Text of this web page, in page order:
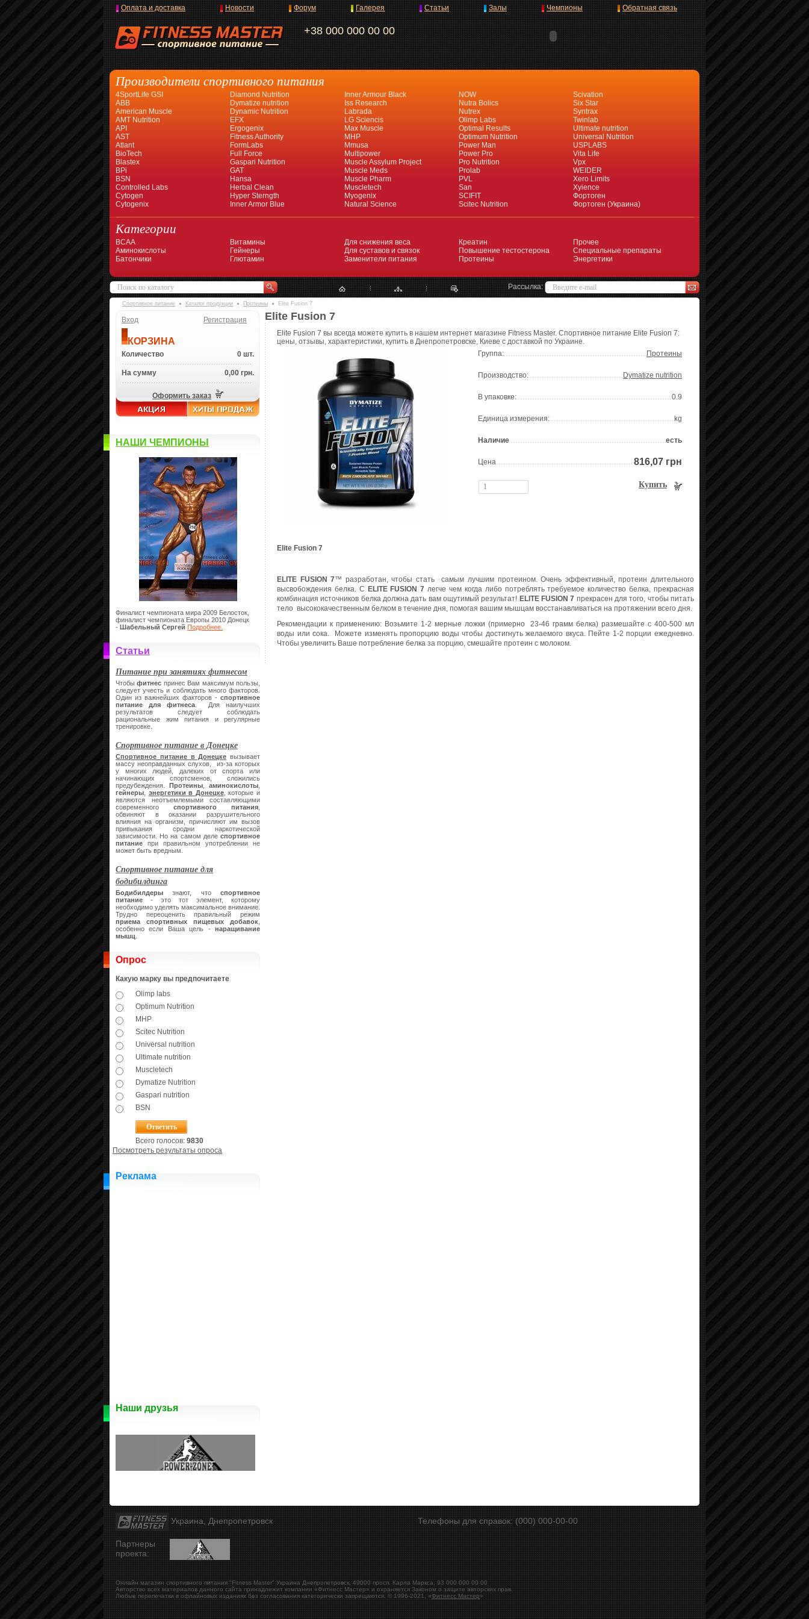
+38 000 000 00 00
Оплата и доставка Новости Форум Галерея Статьи Залы Чемпионы Обратная связь
Производители спортивного питания
4SportLife GSI
ABB
American Muscle
AMT Nutrition
API
AST
Atlant
BioTech
Blastex
BPi
BSN
Controlled Labs
Cytogen
Cytogenix
Diamond Nutrition
Dymatize nutrition
Dynamic Nutrition
EFX
Ergogenix
Fitness Authority
FormLabs
Full Force
Gaspari Nutrition
GAT
Hansa
Herbal Clean
Hyper Sterngth
Inner Armor Blue
Inner Armour Black
Iss Research
Labrada
LG Sciencis
Max Muscle
MHP
Mmusa
Multipower
Muscle Assylum Project
Muscle Meds
Muscle Pharm
Muscletech
Myogenix
Natural Science
NOW
Nutra Bolics
Nutrex
Olimp Labs
Optimal Results
Optimum Nutrition
Power Man
Power Pro
Pro Nutrition
Prolab
PVL
San
SCIFIT
Scitec Nutrition
Scivation
Six Star
Syntrax
Twinlab
Ultimate nutrition
Universal Nutrition
USPLABS
Vita Life
Vpx
WEIDER
Xero Limits
Xyience
Фортоген
Фортоген (Украина)
Категории
BCAA
Аминокислоты
Батончики
Витамины
Гейнеры
Глютамин
Для снижения веса
Для суставов и связок
Заменители питания
Креатин
Повышение тестостерона
Протеины
Прочее
Специальные препараты
Энергетики
Рассылка:
Спортивное питание Каталог продукции Протеины Elite Fusion 7
Вход Регистрация
КОРЗИНА
Количество 0 шт.
На сумму 0,00 грн.
Оформить заказ
НАШИ ЧЕМПИОНЫ
Финалист чемпионата мира 2009 Белосток,
финалист чемпионата Европы 2010 Донецк
- Шабельный Сергей Подробнее.
Статьи
Питание при занятиях фитнесом
Чтобыфитнес принес Вам максимум пользы,
следует учесть и соблюдать много факторов.
Один из важнейших факторов - спортивное
питание
для фитнеса. Для наилучших
результатов следует соблюдать
рациональные жим питания и регулярные
тренировке.
Спортивное питание в Донецке
Спортивное питание в Донецке вызывает
массу неоправданных слухов, из-за которых
у многих людей, далеких от спорта или
начинающих спортсменов, сложились
предубеждения. Протеины аминокислоты
гейнеры
энергетики в Донецке, которые и
являются неотъемлемыми составляющими
современного спортивного питания
обвиняют в оказании разрушительного
влияния на организм, причисляют им вызов
привыкания сродни наркотической
зависимости. Но на самом деле спортивное
питание при правильном употреблении не
может быть вредным.
Спортивное питание для
бодибилдинга
Бодибилдеры знают, что спортивное
питание - это тот элемент, которому
необходимо уделять максимальное внимание.
Трудно переоценить правильный режим
приема спортивных пищевых добавок
особенно если Ваша цель - наращивание
мышц
Опрос
Какую марку вы предпочитаете
Olimp labs
Optimum Nutrition
MHP
Scitec Nutrition
Universal nutrition
Ultimate nutrition
Muscletech
Dymatize Nutrition
Gaspari nutrition
BSN
Всего голосов: 9830
Посмотреть результаты опроса
Реклама
Наши друзья
Elite Fusion 7
Elite Fusion 7 вы всегда можете купить в нашем интернет магазине Fitness Master. Спортивное питание Elite Fusion 7:
цены, отзывы, характеристики, купить в Днепропетровске, Киеве с доставкой по Украине.
Группа:
Протеины
Производство: Dymatize nutrition
В упаковке: 0.9
Единица измерения: kg
Наличие есть
Цена 816,07 грн
Купить
Elite Fusion 7
ELITE FUSION 7™ разработан, чтобы стать
самым лучшим протеином. Очень эффективный, протеин длительного
высвобождения белка. С ELITE FUSION 7 легче чем когда либо потреблять требуемое количество белка, прекрасная
комбинация источников белка должнадать вам ощутимый результат! ELITE FUSION 7 прекрасен для того, чтобы питать
тело высококачественным белком в течение дня, помогая вашим мышцам восстанавливаться на протяжении всего дня.
Рекомендации к применению: Возьмите 1-2 мерные ложки (примерно
23-46 грамм белка) размешайте с 400-500 мл
воды или сока.
Можете изменять пропорцию воды чтобы достигнуть желаемого вкуса. Пейте 1-2 порции ежедневно.
Чтобы увеличить Ваше потребление белка за порцию, смешайте протеин с молоком.
Украина, Днепропетровск Телефоны для справок: (000) 000-00-00
Партнеры
проекта:
Онлайн магазин спортивного питания "Fitness Master" Украина Днепропетровск 49000 просп. Карла Маркса, 93 000 000 00 00
Авторство всех материалов данного сайта принадлежит компании «Фитнесс Мастер» и охраняется Законом о защите авторских прав.
Любые перепечатки в офлайновых изданиях без согласования категорически запрещаются. © 1996-2021, «Фитнесс Мастер»